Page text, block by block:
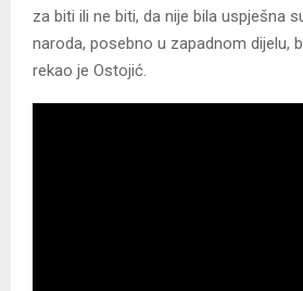
za biti ili ne biti, da nije bila uspješna
naroda, posebno u zapadnom dijelu,
rekao je Ostojić.